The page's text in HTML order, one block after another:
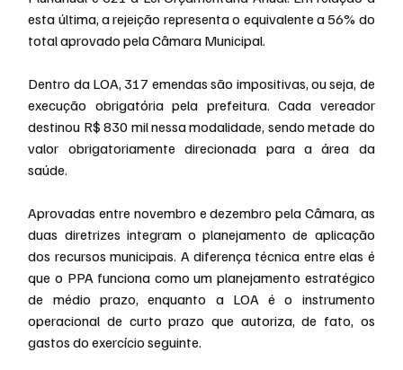
esta última, a rejeição representa o equivalente a 56% do
total aprovado pela Câmara Municipal.
Dentro da LOA, 317 emendas são impositivas, ou seja, de
execução obrigatória pela prefeitura. Cada vereador
destinou R$ 830 mil nessa modalidade, sendo metade do
valor obrigatoriamente direcionada para a área da
saúde.
Aprovadas entre novembro e dezembro pela Câmara, as
duas diretrizes integram o planejamento de aplicação
dos recursos municipais. A diferença técnica entre elas é
que o PPA funciona como um planejamento estratégico
de médio prazo, enquanto a LOA é o instrumento
operacional de curto prazo que autoriza, de fato, os
gastos do exercício seguinte.